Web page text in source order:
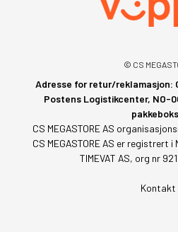
© CS
Adresse for retur/reklamasjon:
Postens Logistikcenter, NO-
CS MEGASTORE AS
CS MEGASTORE AS er
TIMEVAT AS, org nr
Kontakt